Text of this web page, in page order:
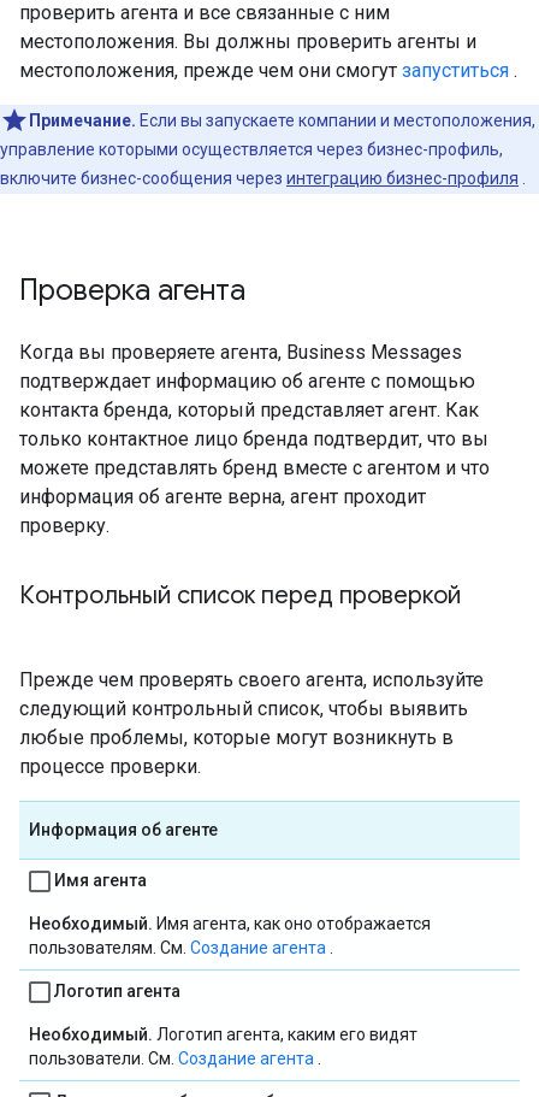
проверить агента и все связанные с ним
местоположения. Вы должны проверить агенты и
местоположения, прежде чем они смогут запуститься .
Примечание. Если вы запускаете компании и местоположения,
управление которыми осуществляется через бизнес-профиль,
включите бизнес-сообщения через интеграцию бизнес-профиля
Проверка агента
Когда вы проверяете агента, Business Messages
подтверждает информацию об агенте с помощью
контакта бренда, который представляет агент. Как
только контактное лицо бренда подтвердит, что вы
можете представлять бренд вместе с агентом и что
информация об агенте верна, агент проходит
проверку.
Контрольный список перед проверкой
Прежде чем проверять своего агента, используйте
следующий контрольный список, чтобы выявить
любые проблемы, которые могут возникнуть в
процессе проверки.
Информация об агенте
Имя агента
Необходимый. Имя агента, как оно отображается
пользователям. См. Создание агента.
Логотип агента
Необходимый. Логотип агента, каким его видят
пользователи. См. Создание агента.